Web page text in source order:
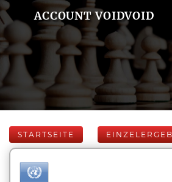
ACCOUNT VOIDVOID
STARTSEITE